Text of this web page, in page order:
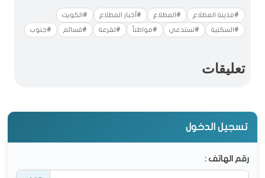
#مدينة المطلاع #المطلاع #أخبار المطلاع #الكويت
#السكنية #تستدعي #مواطناً #لقرعة #قسائم #جنوب
تعليقات
تسجيل الدخول
رقم الهاتف :